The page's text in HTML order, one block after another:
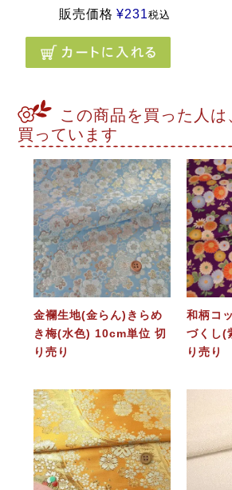
販売価格 ¥231税込
この商品を買った人は
買っています
金襴生地(金らん)きらめ
き梅(水色) 10cm単位 切
り売り
和柄コ
づくし(
り売り